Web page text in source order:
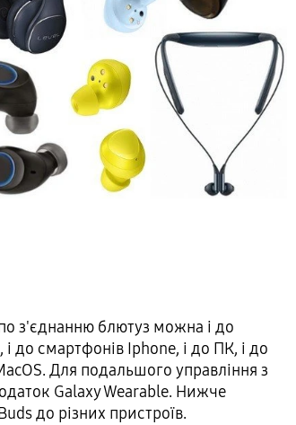
з'єднанню блютуз можна і до
до смартфонів Iphone, і до ПК, і до
Для подальшого управління з
Galaxy Wearable. Нижче
до різних пристроїв.